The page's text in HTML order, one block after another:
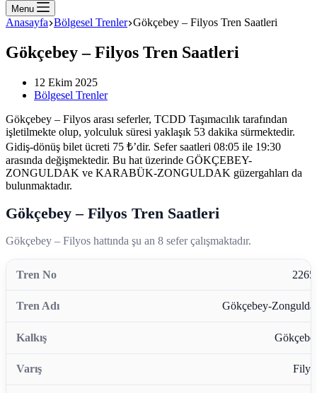
Menu
Anasayfa Bölgesel Trenler Gökçebey – Filyos Tren Saatleri
Gökçebey – Filyos Tren Saatleri
12 Ekim 2025
Bölgesel Trenler
Gökçebey – Filyos arası seferler, TCDD Taşımacılık tarafından
işletilmekte olup, yolculuk süresi yaklaşık 53 dakika sürmektedir.
Gidiş-dönüş bilet ücreti 75 ₺’dir. Sefer saatleri 08:05 ile 19:30
arasında değişmektedir. Bu hat üzerinde GÖKÇEBEY-
ZONGULDAK ve KARABÜK-ZONGULDAK güzergahları da
bulunmaktadır.
Gökçebey – Filyos Tren Saatleri
Gökçebey – Filyos hattında şu an 8 sefer çalışmaktadır.
Gökçebey-